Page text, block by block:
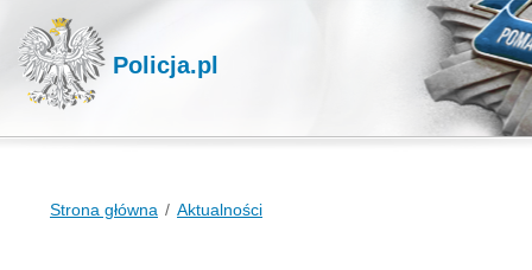
Policja.pl
Strona główna Aktualności